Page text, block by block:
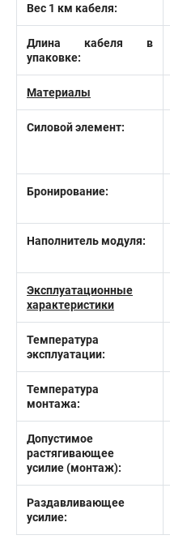
Вес 1 км кабеля:
Длина кабеля в
упаковке:
Материалы
Силовой элемент:
Бронирование:
Наполнитель модуля:
Эксплуатационные
характеристики
Температура
эксплуатации:
Температура
монтажа:
Допустимое
растягивающее
усилие (монтаж):
Раздавливающее
усилие: